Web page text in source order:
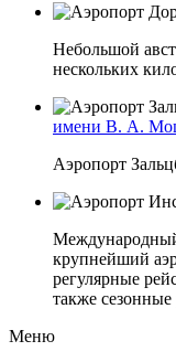
Небольшой
нескольких
имени В. А.
Аэропорт
крупнейший
регулярные
также
Меню